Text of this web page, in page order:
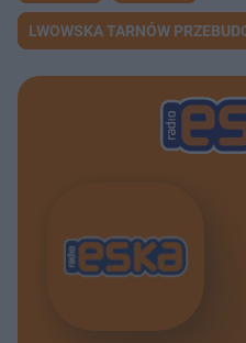
LWOWSKA TARNÓW